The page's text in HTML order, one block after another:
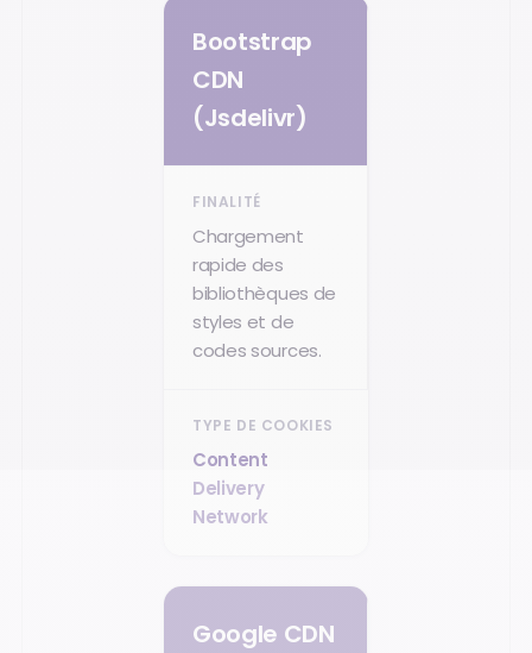
Bootstrap
CDN
(Jsdelivr)
Chargement
rapide des
bibliothèques de
styles et de
codes sources.
Content
Delivery
Network
Google CDN